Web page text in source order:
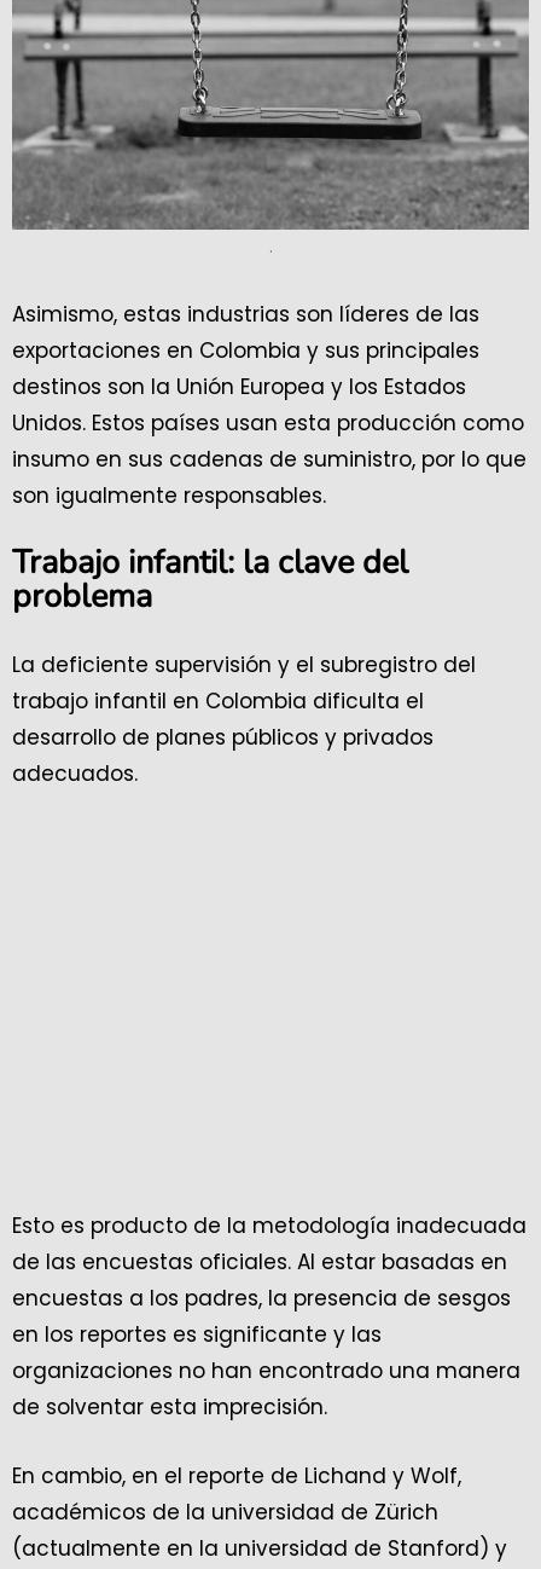
.
Asimismo, estas industrias son líderes de las
exportaciones en Colombia y sus principales
destinos son la Unión Europea y los Estados
Unidos. Estos países usan esta producción como
insumo en sus cadenas de suministro, por lo que
son igualmente responsables.
Trabajo infantil: la clave del
problema
La deficiente supervisión y el subregistro del
trabajo infantil en Colombia dificulta el
desarrollo de planes públicos y privados
adecuados.
Esto es producto de la metodología inadecuada
de las encuestas oficiales. Al estar basadas en
encuestas a los padres, la presencia de sesgos
en los reportes es significante y las
organizaciones no han encontrado una manera
de solventar esta imprecisión.
En cambio, en el reporte de Lichand y Wolf,
académicos de la universidad de Zürich
(actualmente en la universidad de Stanford) y